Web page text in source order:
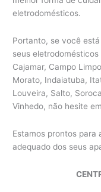
eletrodomésticos.
Portanto, se você
seus
Cajamar, Campo
Morato, Indaiatuba,
Louveira, Salto,
Vinhedo, não hesite
Estamos prontos para
adequado dos seus